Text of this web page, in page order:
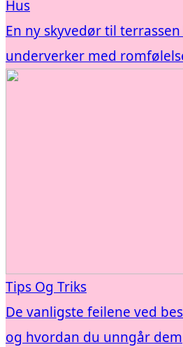
Hus
En ny skyvedør til
underverker med
Tips Og Triks
De vanligste feilene ved
og hvordan du unngår dem